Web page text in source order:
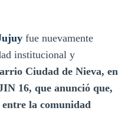
fue nuevamente
institucional y
Ciudad de Nieva, en
16, que anunció que,
la comunidad